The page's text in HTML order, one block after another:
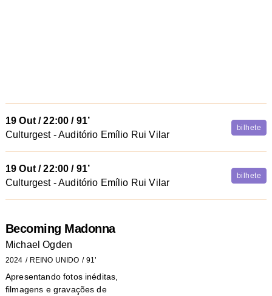
19 Out /22:00 / 91’
Culturgest - Auditório Emílio Rui Vilar
bilhete
19 Out /22:00 / 91’
Culturgest - Auditório Emílio Rui Vilar
bilhete
Becoming Madonna
Michael Ogden
2024 REINO UNIDO 91’
Apresentando fotos inéditas,
filmagens e gravações de